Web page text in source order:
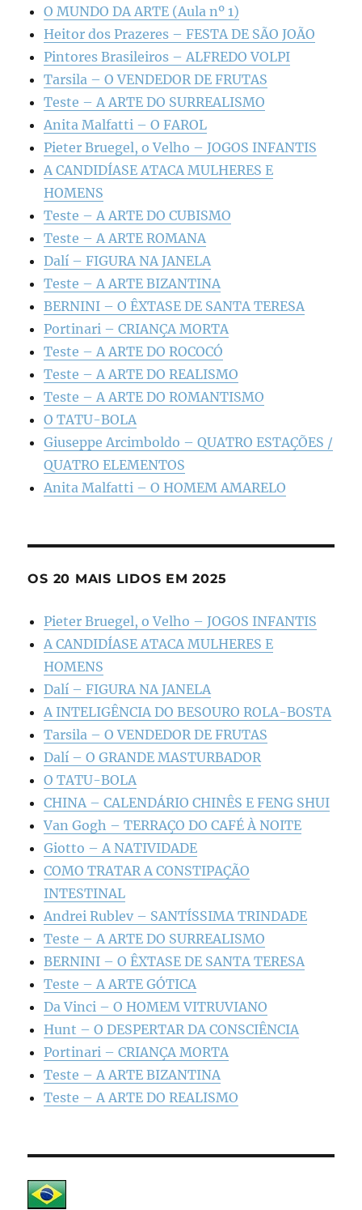
O MUNDO DA ARTE (Aula nº 1)
Heitor dos Prazeres – FESTA DE SÃO JOÃO
Pintores Brasileiros – ALFREDO VOLPI
Tarsila – O VENDEDOR DE FRUTAS
Teste – A ARTE DO SURREALISMO
Anita Malfatti – O FAROL
Pieter Bruegel, o Velho – JOGOS INFANTIS
A CANDIDÍASE ATACA MULHERES E
HOMENS
Teste – A ARTE DO CUBISMO
Teste – A ARTE ROMANA
Dalí – FIGURA NA JANELA
Teste – A ARTE BIZANTINA
BERNINI – O ÊXTASE DE SANTA TERESA
Portinari – CRIANÇA MORTA
Teste – A ARTE DO ROCOCÓ
Teste – A ARTE DO REALISMO
Teste – A ARTE DO ROMANTISMO
O TATU-BOLA
Giuseppe Arcimboldo – QUATRO ESTAÇÕES /
QUATRO ELEMENTOS
Anita Malfatti – O HOMEM AMARELO
OS 20 MAIS LIDOS EM 2025
Pieter Bruegel, o Velho – JOGOS INFANTIS
A CANDIDÍASE ATACA MULHERES E
HOMENS
Dalí – FIGURA NA JANELA
A INTELIGÊNCIA DO BESOURO ROLA-BOSTA
Tarsila – O VENDEDOR DE FRUTAS
Dalí – O GRANDE MASTURBADOR
O TATU-BOLA
CHINA – CALENDÁRIO CHINÊS E FENG SHUI
Van Gogh – TERRAÇO DO CAFÉ À NOITE
Giotto – A NATIVIDADE
COMO TRATAR A CONSTIPAÇÃO
INTESTINAL
Andrei Rublev – SANTÍSSIMA TRINDADE
Teste – A ARTE DO SURREALISMO
BERNINI – O ÊXTASE DE SANTA TERESA
Teste – A ARTE GÓTICA
Da Vinci – O HOMEM VITRUVIANO
Hunt – O DESPERTAR DA CONSCIÊNCIA
Portinari – CRIANÇA MORTA
Teste – A ARTE BIZANTINA
Teste – A ARTE DO REALISMO